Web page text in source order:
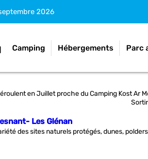
2026
Camping Hébergements Parc
en Juillet proche du Camping Kost Ar
Les Glénan
des sites naturels protégés, dunes,